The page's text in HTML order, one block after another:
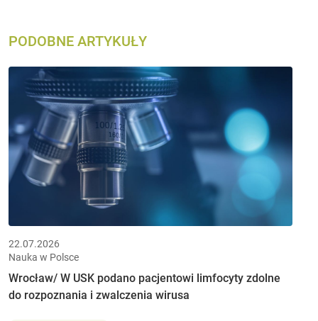
PODOBNE ARTYKUŁY
22.07.2026
Nauka w Polsce
Wrocław/ W USK podano pacjentowi limfocyty zdolne
do rozpoznania i zwalczenia wirusa